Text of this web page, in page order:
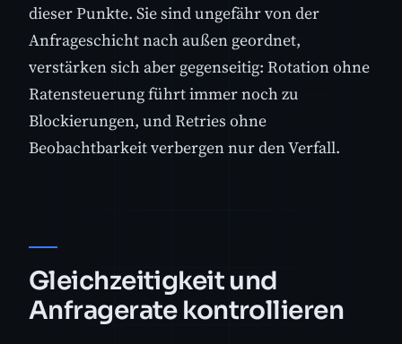
dieser Punkte. Sie sind ungefähr von der
Anfrageschicht nach außen geordnet,
verstärken sich aber gegenseitig: Rotation ohne
Ratensteuerung führt immer noch zu
Blockierungen, und Retries ohne
Beobachtbarkeit verbergen nur den Verfall.
Gleichzeitigkeit und
Anfragerate kontrollieren